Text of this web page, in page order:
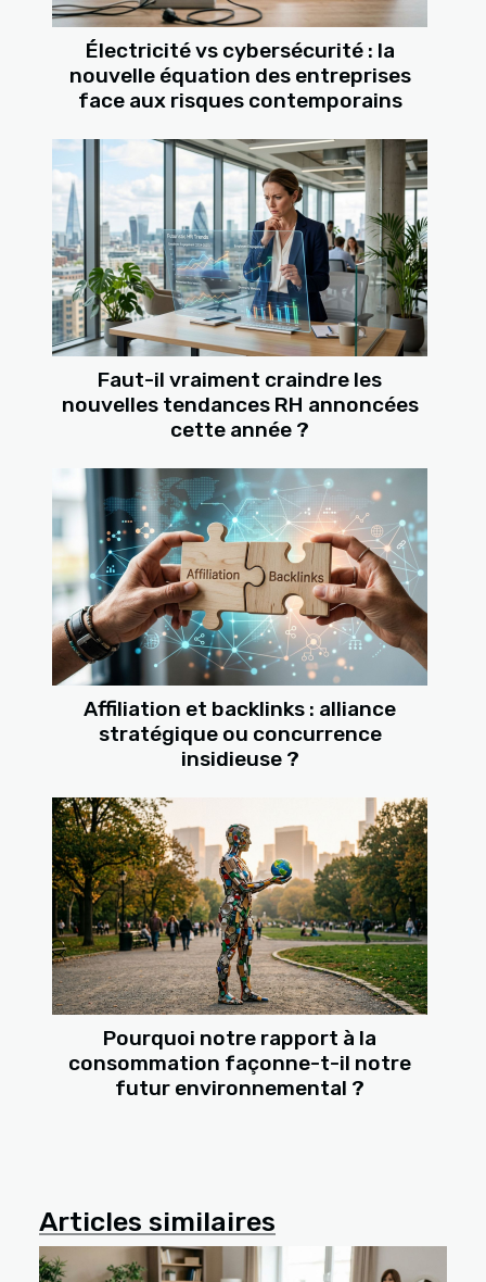
Électricité vs cybersécurité : la
nouvelle équation des entreprises
face aux risques contemporains
Faut-il vraiment craindre les
nouvelles tendances RH annoncées
cette année ?
Affiliation et backlinks : alliance
stratégique ou concurrence
insidieuse ?
Pourquoi notre rapport à la
consommation façonne-t-il notre
futur environnemental ?
Articles similaires